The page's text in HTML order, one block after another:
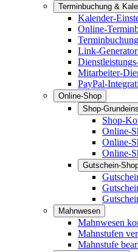
Terminbuchung &
Kalender-
Online-
Link-
Mitarbeiter-
PayPal-
Online-Shop
Shop-
Shop-
Online-
Online-
Online-
Gutschein-
Mahnwesen
Mahnwesen
Mahnstufen
Mahnstufe